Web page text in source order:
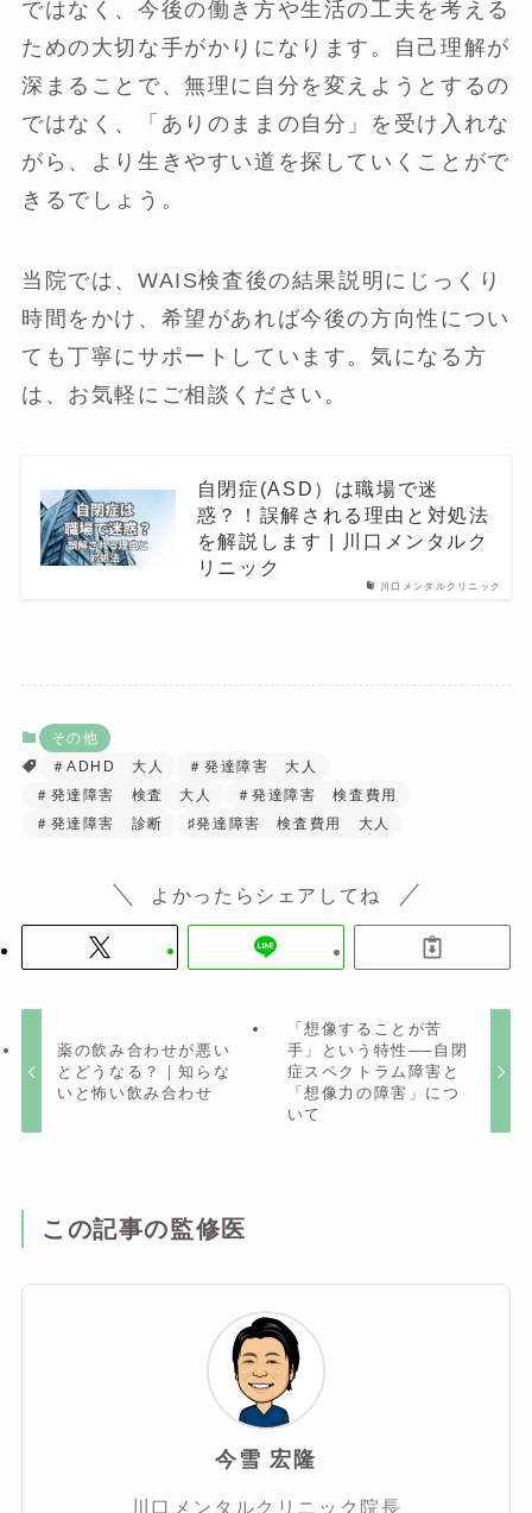
ではなく、今後の働き方や生活の工夫を考える
ための大切な手がかりになります。自己理解が
深まることで、無理に自分を変えようとするの
ではなく、「ありのままの自分」を受け入れな
がら、より生きやすい道を探していくことがで
きるでしょう。
当院では、WAIS検査後の結果説明にじっくり
時間をかけ、希望があれば今後の方向性につい
ても丁寧にサポートしています。気になる方
は、お気軽にご相談ください。
川口メンタルクリニック
自閉症(ASD）は職場で迷
惑？！誤解される理由と対処法
を解説します | 川口メンタルク
リニック
その他
＃ADHD 大人
＃発達障害 大人
＃発達障害 検査 大人
＃発達障害 検査費用
＃発達障害 診断
♯発達障害 検査費用 大人
よかったらシェアしてね
薬の飲み合わせが悪い
とどうなる？｜知らな
いと怖い飲み合わせ
「想像することが苦
手」という特性──自閉
症スペクトラム障害と
「想像力の障害」につ
いて
この記事の監修医
今雪 宏隆
川口メンタルクリニック院長